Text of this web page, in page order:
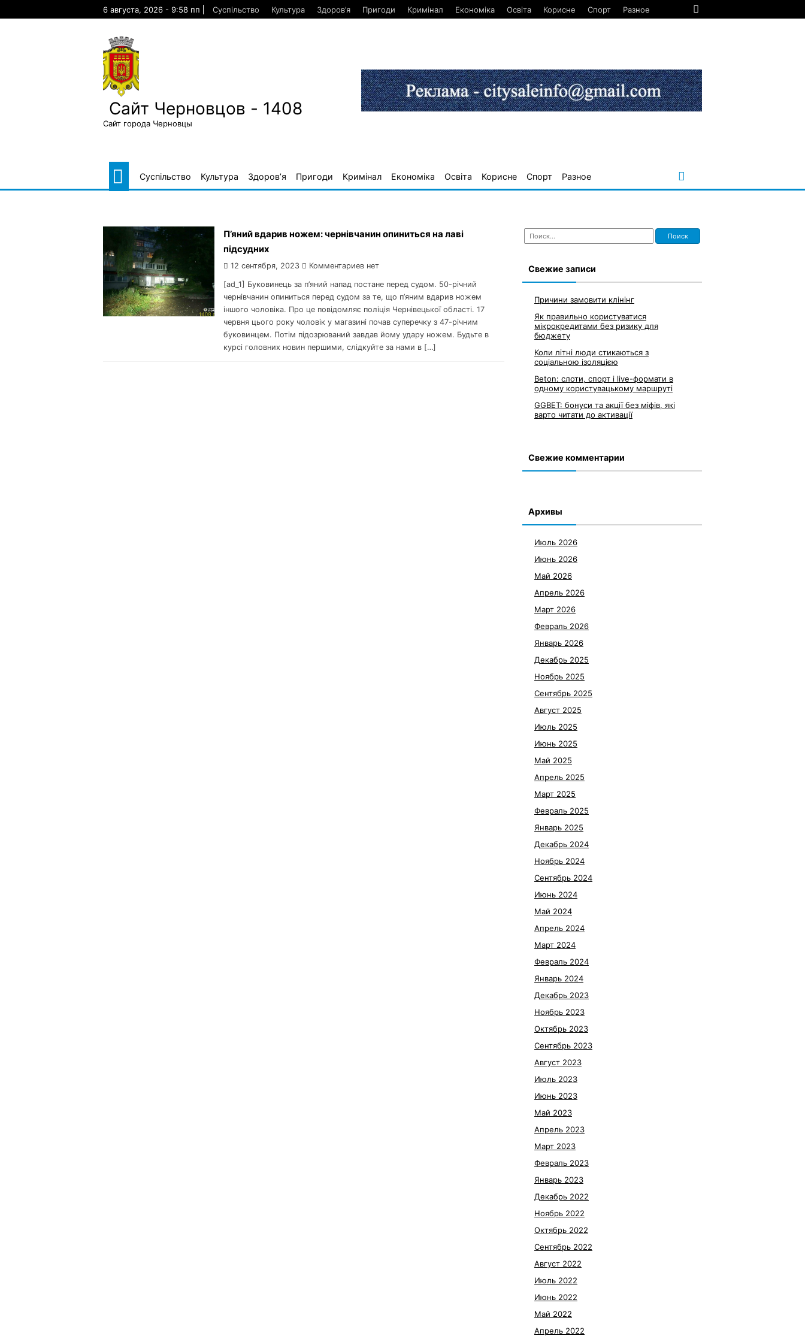
6 августа, 2026 - 9:58 пп Суспільство Культура Здоров’я Пригоди Кримінал Економіка Освіта Корисне Спорт Разное
Сайт Черновцов - 1408
Сайт города Черновцы
Суспільство Культура Здоров’я Пригоди Кримінал Економіка Освіта Корисне Спорт Разное
П’яний вдарив ножем: чернівчанин опиниться на лаві
підсудних
12 сентября, 2023 Комментариев нет
[ad_1] Буковинець за п’яний напад постане перед судом. 50-річний
чернівчанин опиниться перед судом за те, що п’яним вдарив ножем
іншого чоловіка. Про це повідомляє поліція Чернівецької області. 17
червня цього року чоловік у магазині почав суперечку з 47-річним
буковинцем. Потім підозрюваний завдав йому удару ножем. Будьте в
курсі головних новин першими, слідкуйте за нами в […]
Найти:
Свежие записи
Причини замовити клінінг
Як правильно користуватися
мікрокредитами без ризику для
бюджету
Коли літні люди стикаються з
соціальною ізоляцією
Beton: слоти, спорт і live-формати в
одному користувацькому маршруті
GGBET: бонуси та акції без міфів, які
варто читати до активації
Свежие комментарии
Архивы
Июль 2026
Июнь 2026
Май 2026
Апрель 2026
Март 2026
Февраль 2026
Январь 2026
Декабрь 2025
Ноябрь 2025
Сентябрь 2025
Август 2025
Июль 2025
Июнь 2025
Май 2025
Апрель 2025
Март 2025
Февраль 2025
Январь 2025
Декабрь 2024
Ноябрь 2024
Сентябрь 2024
Июнь 2024
Май 2024
Апрель 2024
Март 2024
Февраль 2024
Январь 2024
Декабрь 2023
Ноябрь 2023
Октябрь 2023
Сентябрь 2023
Август 2023
Июль 2023
Июнь 2023
Май 2023
Апрель 2023
Март 2023
Февраль 2023
Январь 2023
Декабрь 2022
Ноябрь 2022
Октябрь 2022
Сентябрь 2022
Август 2022
Июль 2022
Июнь 2022
Май 2022
Апрель 2022